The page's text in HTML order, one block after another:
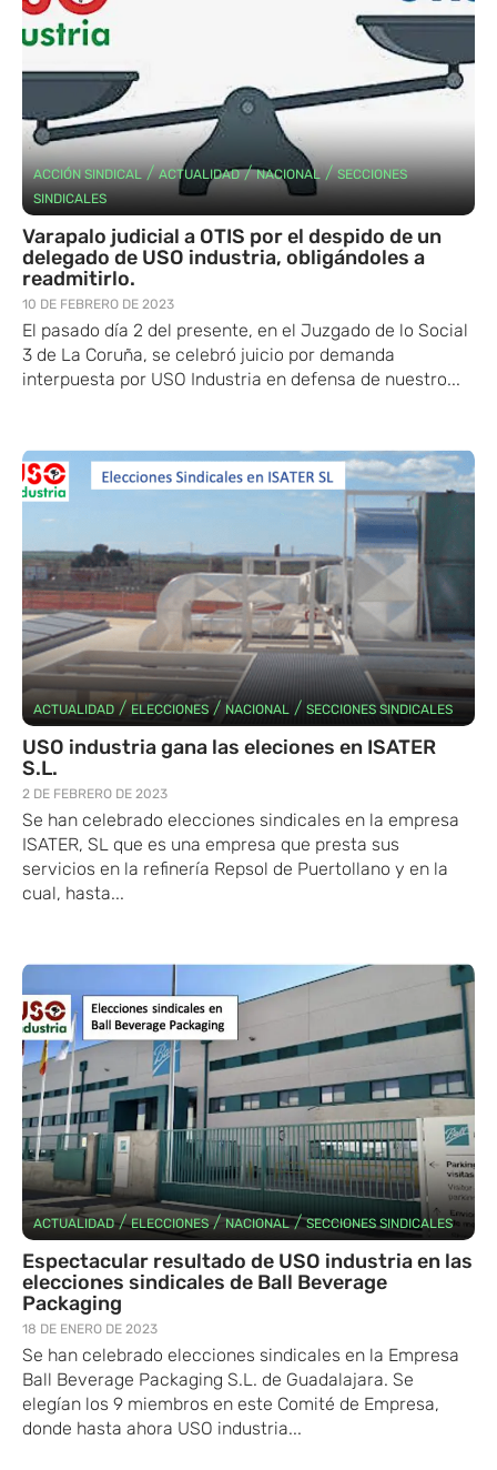
ACCIÓN SINDICAL/ACTUALIDAD/NACIONAL/SECCIONES
SINDICALES
Varapalo judicial a OTIS por el despido de un
delegado de USO industria, obligándoles a
readmitirlo.
10 DE FEBRERO DE 2023
El pasado día 2 del presente, en el Juzgado de lo Social
3 de La Coruña, se celebró juicio por demanda
interpuesta por USO Industria en defensa de nuestro...
ACTUALIDAD/ELECCIONES/ NACIONAL / SECCIONES SINDICALES
USO industria gana las eleciones en ISATER
S.L.
2 DE FEBRERO DE 2023
Se han celebrado elecciones sindicales en la empresa
ISATER, SL que es una empresa que presta sus
servicios en la refinería Repsol de Puertollano y en la
cual, hasta...
ACTUALIDAD/ELECCIONES/NACIONAL/SECCIONES SINDICALES
Espectacular resultado de USO industria en las
elecciones sindicales de Ball Beverage
Packaging
18 DE ENERO DE 2023
Se han celebrado elecciones sindicales en la Empresa
Ball Beverage Packaging S.L. de Guadalajara. Se
elegían los 9 miembros en este Comité de Empresa,
donde hasta ahora USO industria...